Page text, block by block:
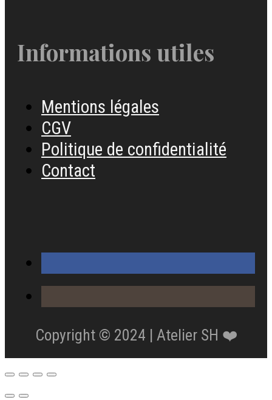
Informations utiles
Mentions légales
CGV
Politique de confidentialité
Contact
Copyright © 2024 | Atelier SH ❤️